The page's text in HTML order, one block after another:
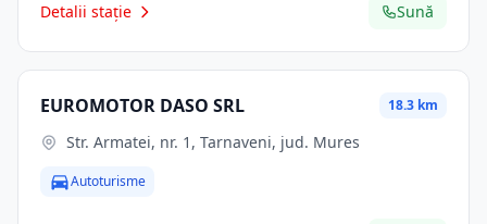
Detalii stație Sună
EUROMOTOR DASO SRL 18.3 km
Str. Armatei, nr. 1, Tarnaveni, jud. Mures
Autoturisme